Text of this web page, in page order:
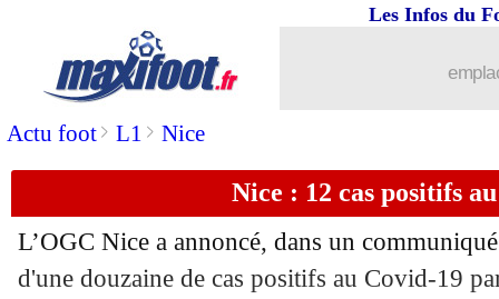
Actu foot> L1 > Nice
Les Infos du
Nice : 12 cas positifs
L’OGC Nice a annoncé, dans un
d'une douzaine de cas positifs au Covid-19
: Bale pourrait rester à
11/11 Barça: Ter Stegen explique sa
11/11 Portugal: Ronaldo "apte" selon
11/11 Real: le gros coup de gueule de Kroos